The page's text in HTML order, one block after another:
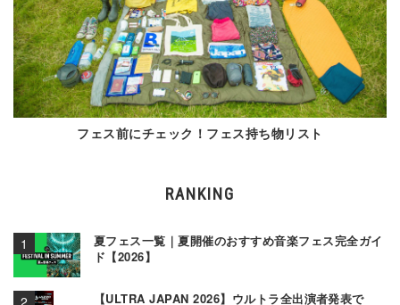
フェス前にチェック！フェス持ち物リスト
RANKING
夏フェス一覧｜夏開催のおすすめ音楽フェス完全ガイ
ド【2026】
【ULTRA JAPAN 2026】ウルトラ全出演者発表で